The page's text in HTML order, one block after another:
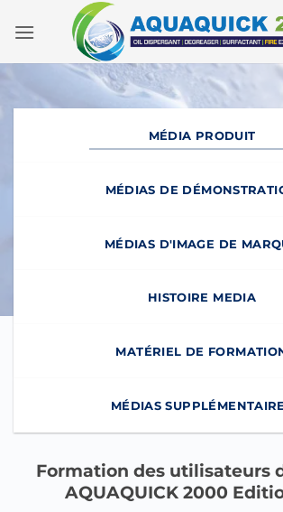
MÉDIA PRODUIT
MÉDIAS DE
MÉDIAS D'IMAGE DE
HISTOIRE MEDIA
MATÉRIEL DE
MÉDIAS
Formation des utilisateurs
AQUAQUICK 2000